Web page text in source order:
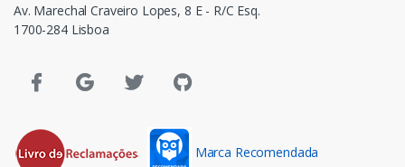
Av. Marechal Craveiro Lopes, 8 E - R/C Esq.
1700-284 Lisboa
Marca Recomendada